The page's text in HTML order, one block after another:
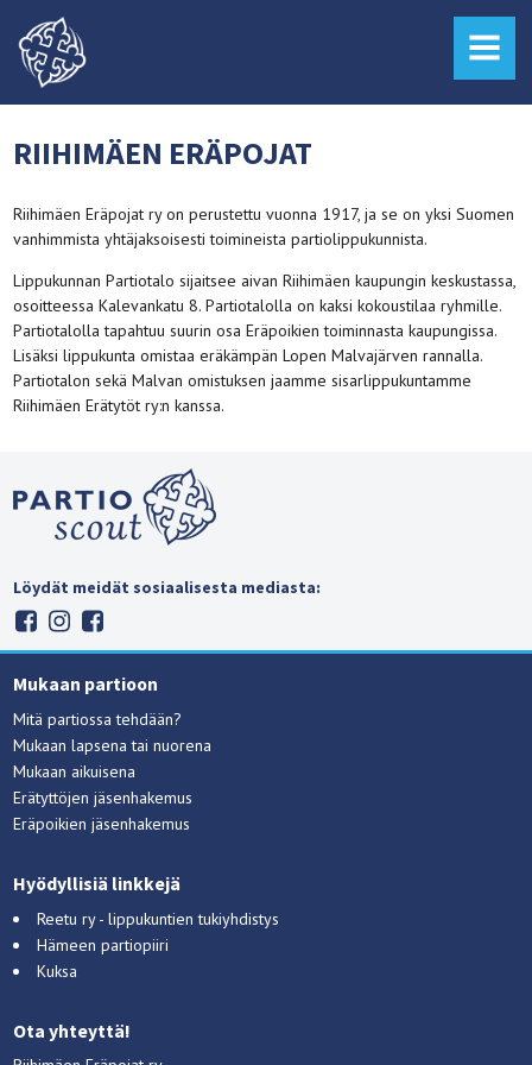
MENU
RIIHIMÄEN ERÄPOJAT
Riihimäen Eräpojat ry on perustettu vuonna 1917, ja se on yksi Suo­men
van­himmista yhtäjaksoisesti toimi­neista partiolippukunnista.
Lippukunnan Partiotalo sijaitsee aivan Riihimäen kaupungin keskustassa,
osoit­teessa Kalevankatu 8. Partiotalolla on kaksi kokoustilaa ryhmille.
Partiotalolla tapahtuu suurin osa Eräpoikien toiminnasta kaupun­gissa.
Li­säk­si lippukunta omistaa eräkämpän Lopen Malvajärven rannalla.
Partiotalon sekä Malvan omistuksen jaamme sisarlippukuntamme
Riihimäen Erätytöt ry:n kanssa.
Löydät meidät sosiaalisesta mediasta:
Mukaan partioon
Mitä partiossa tehdään?
Mukaan lapsena tai nuorena
Mukaan aikuisena
Erätyttöjen jäsenhakemus
Eräpoikien jäsenhakemus
Hyödyllisiä linkkejä
Reetu ry - lippukuntien tukiyhdistys
Hämeen partiopiiri
Kuksa
Ota yhteyttä!